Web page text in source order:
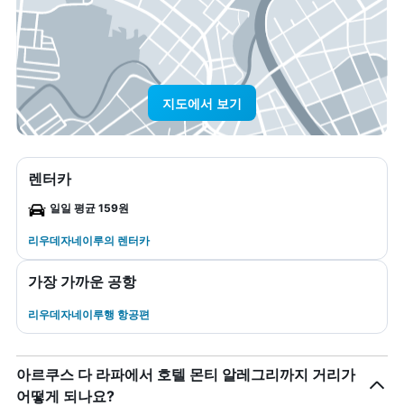
지도에서 보기
렌터카
일일 평균 159원
리우데자네이루​의 렌터카
가장 가까운 공항
리우데자네이루행 항공편
아르쿠스 다 라파에서 호텔 몬티 알레그리까지 거리가
어떻게 되나요?